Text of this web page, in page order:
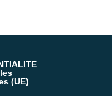
(UE)